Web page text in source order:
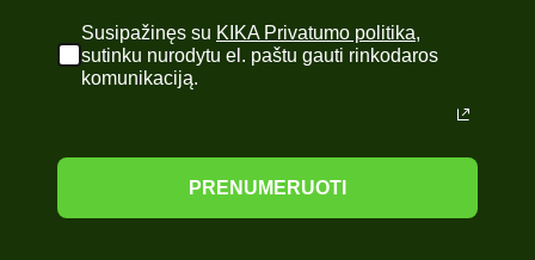
Susipažinęs su KIKA Privatumo politika,
sutinku nurodytu el. paštu gauti rinkodaros
komunikaciją.
PRENUMERUOTI